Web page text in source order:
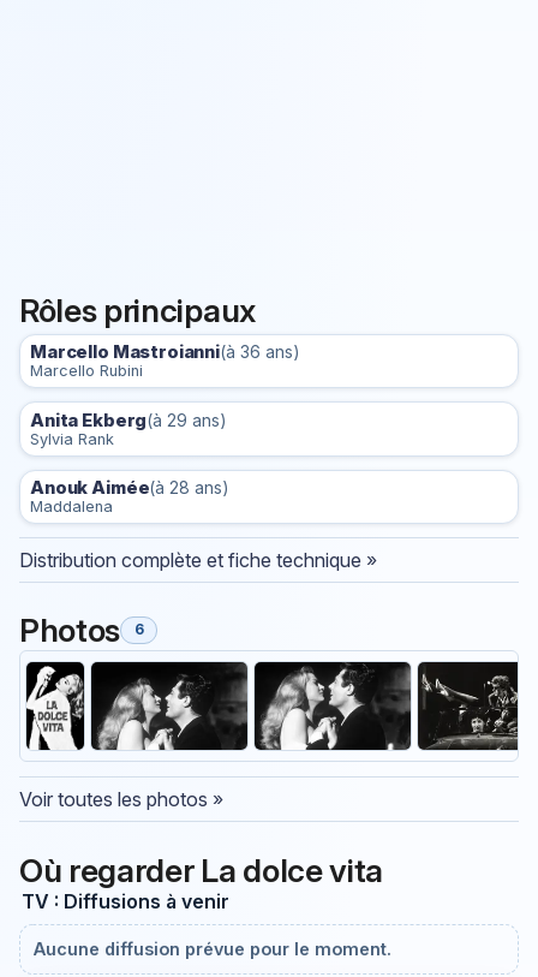
Rôles principaux
Marcello Mastroianni(à 36 ans)
Marcello Rubini
Anita Ekberg(à 29 ans)
Sylvia Rank
Anouk Aimée(à 28 ans)
Maddalena
Distribution complète et fiche technique »
Photos 6
Voir toutes les photos »
Où regarder La dolce vita
TV : Diffusions à venir
Aucune diffusion prévue pour le moment.